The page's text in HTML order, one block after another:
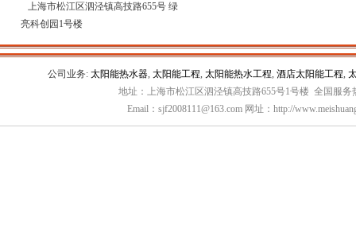
上海市松江区泗泾镇高技路655号 绿
亮科创园1号楼
公司业务: 太阳能热水器, 太阳能工程, 太阳能热水工程, 酒店太阳能工程,
地址：上海市松江区泗泾镇高技路655号1号楼 全国服务
Email：sjf2008111@163.com 网址：http://